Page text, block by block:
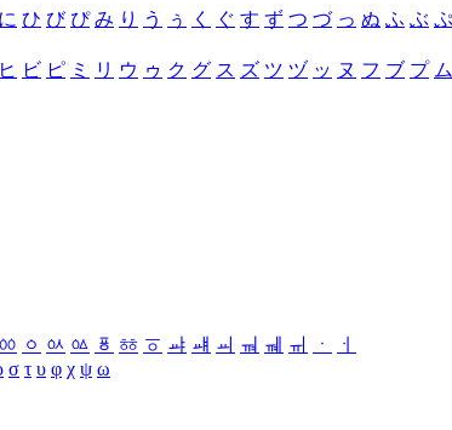
に ひ び ぴ み り う ぅ く ぐ す ず つ づ っ ぬ ふ ぶ ぷ
ヒ ビ ピ ミ リ ウ ゥ ク グ ス ズ ツ ヅ ッ ヌ フ ブ プ ム
ㆀ ㆁ ㆂ ㆃ ㆄ ㆅ ㆆ ㆇ ㆈ ㆉ ㆊ ㆋ ㆌ ㆍ
ㆎ
σ τ υ φ χ ψ ω